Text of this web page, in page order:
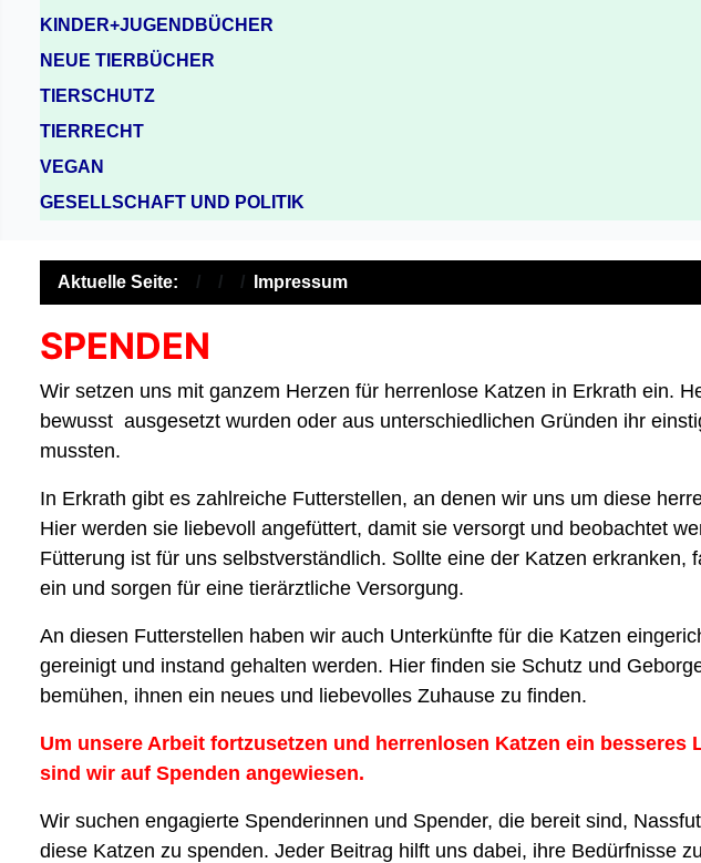
KINDER+JUGENDBÜCHER
NEUE TIERBÜCHER
TIERSCHUTZ
TIERRECHT
VEGAN
GESELLSCHAFT UND POLITIK
Aktuelle Seite: Impressum
SPENDEN
Wir setzen uns mit ganzem Herzen für herrenlose Katzen in Erkrath ein.
bewusst ausgesetzt wurden oder aus unterschiedlichen Gründen ihr
mussten.
In Erkrath gibt es zahlreiche Futterstellen, an denen wir uns um diese
Hier werden sie liebevoll angefüttert, damit sie versorgt und beobachtet
Fütterung ist für uns selbstverständlich. Sollte eine der Katzen erkranken,
ein und sorgen für eine tierärztliche Versorgung.
An diesen Futterstellen haben wir auch Unterkünfte für die Katzen
gereinigt und instand gehalten werden. Hier finden sie Schutz und
bemühen, ihnen ein neues und liebevolles Zuhause zu finden.
Um unsere Arbeit fortzusetzen und herrenlosen Katzen ein besseres
sind wir auf Spenden angewiesen.
Wir suchen engagierte Spenderinnen und Spender, die bereit sind,
diese Katzen zu spenden. Jeder Beitrag hilft uns dabei, ihre Bedürfnisse